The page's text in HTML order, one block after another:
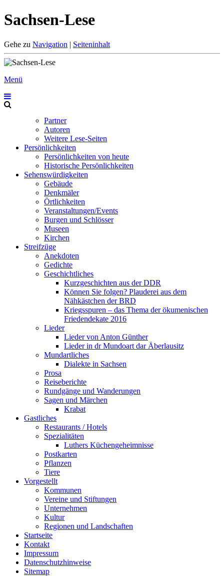
Sachsen-Lese
Gehe zu Navigation | Seiteninhalt
Menü
Partner
Autoren
Weitere Lese-Seiten
Persönlichkeiten
Persönlichkeiten von heute
Historische Persönlichkeiten
Sehenswürdigkeiten
Gebäude
Denkmäler
Örtlichkeiten
Veranstaltungen/Events
Burgen und Schlösser
Museen
Kirchen
Streifzüge
Anekdoten
Gedichte
Geschichtliches
Kurzgeschichten aus der DDR
Können Sie folgen? Plauderei aus dem
Nähkästchen der BRD
Kriegsspuren – das Thema der ökumenischen
Friedendekate 2016
Lieder
Lieder von Anton Günther
Lieder in dr Mundoart dar Äberlausitz
Mundartliches
Dialekte in Sachsen
Prosa
Reiseberichte
Rundgänge und Wanderungen
Sagen und Märchen
Krabat
Gastliches
Restaurants / Hotels
Spezialitäten
Luthers Küchengeheimnisse
Postkarten
Pflanzen
Tiere
Vorgestellt
Kommunen
Vereine und Stiftungen
Unternehmen
Kultur
Regionen und Landschaften
Startseite
Kontakt
Impressum
Datenschutzhinweise
Sitemap